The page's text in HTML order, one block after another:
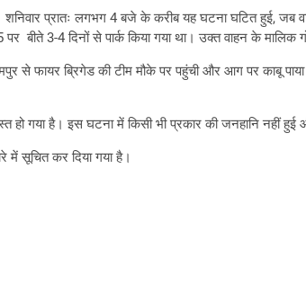
शनिवार प्रातः लगभग 4 बजे के करीब यह घटना घटित
बीते 3-4 दिनों से पार्क किया गया था। उक्त वाहन के मालिक
से फायर ब्रिगेड की टीम मौके पर पहुंची और आग पर काबू
हो गया है। इस घटना में किसी भी प्रकार की जनहानि नहीं
में सूचित कर दिया गया है।